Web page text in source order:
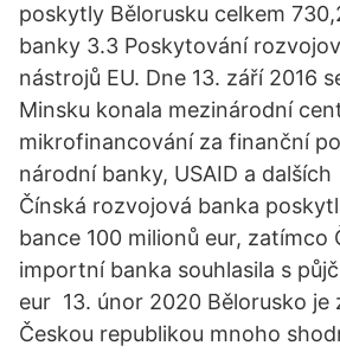
poskytly Bělorusku celkem
banky 3.3 Poskytování
nástrojů EU. Dne 13. září 2016
Minsku konala mezinárodní
mikrofinancování za finanční
národní banky, USAID a
Čínská rozvojová banka
bance 100 milionů eur, zatímco
importní banka souhlasila s
eur 13. únor 2020 Bělorusko je
Českou republikou mnoho